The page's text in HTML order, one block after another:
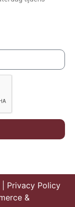
Privacy Policy
&